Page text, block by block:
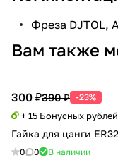
Фреза DJTOL,
Вам также
300 ₽390 ₽ -23%
+ 15 Бонусных рублей
Гайка для цанги
0 0 В наличии